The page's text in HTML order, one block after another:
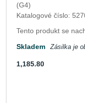
(G4)
Katalogové číslo:
Tento produkt se
Skladem Zásilka je
1,185.80